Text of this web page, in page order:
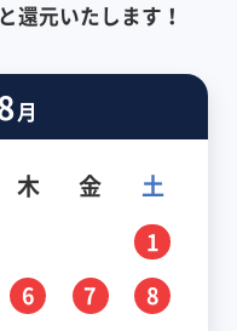
還元いたします！
月
木 金 土
1
6 7
8